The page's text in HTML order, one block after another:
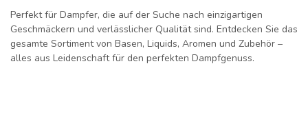
Perfekt für Dampfer, die auf der Suche nach einzigartigen
Geschmäckern und verlässlicher Qualität sind. Entdecken Sie das
gesamte Sortiment von Basen, Liquids, Aromen und Zubehör –
alles aus Leidenschaft für den perfekten Dampfgenuss.